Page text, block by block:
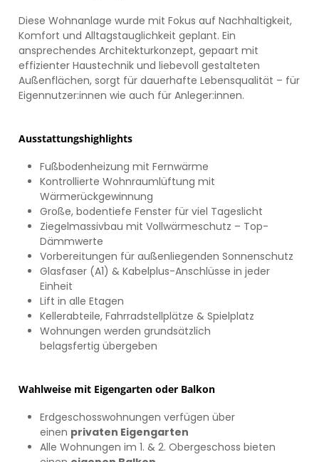
Diese Wohnanlage wurde mit Fokus auf Nachhaltigkeit,
Komfort und Alltagstauglichkeit geplant. Ein
ansprechendes Architekturkonzept, gepaart mit
effizienter Haustechnik und liebevoll gestalteten
Außenflächen, sorgt für dauerhafte Lebensqualität – für
Eigennutzer:innen wie auch für Anleger:innen.
Ausstattungshighlights
Fußbodenheizung mit Fernwärme
Kontrollierte Wohnraumlüftung mit
Wärmerückgewinnung
Große, bodentiefe Fenster für viel Tageslicht
Ziegelmassivbau mit Vollwärmeschutz – Top-
Dämmwerte
Vorbereitungen für außenliegenden Sonnenschutz
Glasfaser (A1) & Kabelplus-Anschlüsse in jeder
Einheit
Lift in alle Etagen
Kellerabteile, Fahrradstellplätze & Spielplatz
Wohnungen werden grundsätzlich
belagsfertig übergeben
Wahlweise mit Eigengarten oder Balkon
Erdgeschosswohnungen verfügen über
einen privaten Eigengarten
Alle Wohnungen im 1. & 2. Obergeschoss bieten